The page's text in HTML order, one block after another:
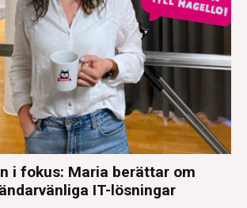
i fokus: Maria berättar om
IT-lösningar